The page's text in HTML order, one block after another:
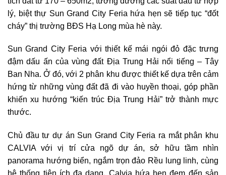
lý, biệt thự Sun Grand City Feria hứa hẹn sẽ tiếp tục “đốt
cháy” thị trường BĐS Hạ Long mùa hè này.
Sun Grand City Feria với thiết kế mái ngói đỏ đặc trưng
đậm dấu ấn của vùng đất Địa Trung Hải nổi tiếng – Tây
Ban Nha. Ở đó, với 2 phân khu được thiết kế dựa trên cảm
hứng từ những vùng đất đã đi vào huyền thoại, góp phần
khiến xu hướng “kiến trúc Địa Trung Hải” trở thành mực
thước.
Chủ đầu tư dự án Sun Grand City Feria ra mắt phân khu
CALVIA với vị trí cửa ngõ dự án, sở hữu tầm nhìn
panorama hướng biển, ngắm trọn đảo Rều lung linh, cùng